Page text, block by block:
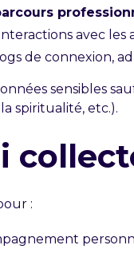
avec les
de connexion,
sensibles
spiritualité, etc.).
: